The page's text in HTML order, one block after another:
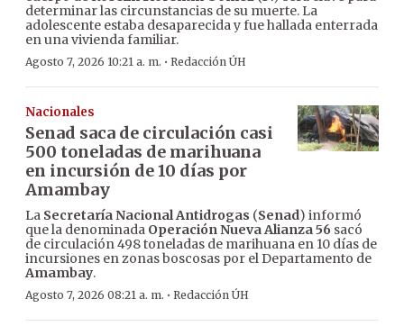
determinar las circunstancias de su muerte. La
adolescente estaba desaparecida y fue hallada enterrada
en una vivienda familiar.
Agosto 7, 2026 10:21 a. m. · Redacción ÚH
Nacionales
Senad saca de circulación casi
500 toneladas de marihuana
en incursión de 10 días por
Amambay
La Secretaría Nacional Antidrogas (Senad) informó
que la denominada Operación Nueva Alianza 56 sacó
de circulación 498 toneladas de marihuana en 10 días de
incursiones en zonas boscosas por el Departamento de
Amambay.
Agosto 7, 2026 08:21 a. m. · Redacción ÚH